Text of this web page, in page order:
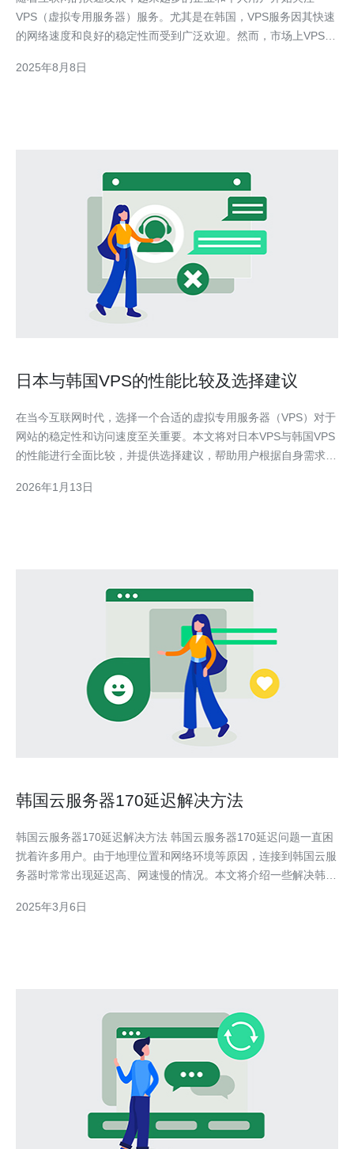
VPS（虚拟专用服务器）服务。尤其是在韩国，VPS服务因其快速
的网络速度和良好的稳定性而受到广泛欢迎。然而，市场上VPS服
用户面临的一个重要问题。本文将对几家韩国VPS服务进行评测，
2025年8月8日
日本与韩国VPS的性能比较及选择建议
在当今互联网时代，选择一个合适的虚拟专用服务器（VPS）对于
网站的稳定性和访问速度至关重要。本文将对日本VPS与韩国VPS
的性能进行全面比较，并提供选择建议，帮助用户根据自身需求做
位置来看，日本和韩国的网络基础设施都非常发达，但两者在网络
2026年1月13日
韩国云服务器170延迟解决方法
韩国云服务器170延迟解决方法 韩国云服务器170延迟问题一直困
扰着许多用户。由于地理位置和网络环境等原因，连接到韩国云服
务器时常常出现延迟高、网速慢的情况。本文将介绍一些解决韩国
题，首先需要使用优
2025年3月6日